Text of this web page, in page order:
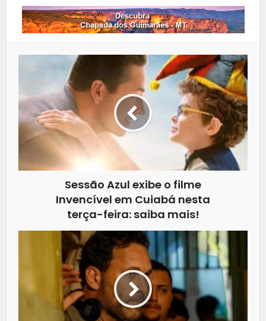
Sessão Azul exibe o filme
Invencível em Cuiabá nesta
terça-feira: saiba mais!